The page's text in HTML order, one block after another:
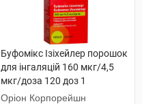
Буфомікс Ізіхейлер порошок
для інгаляцій 160 мкг/4,5
мкг/доза 120 доз 1
інгалятор
Оріон Корпорейшн